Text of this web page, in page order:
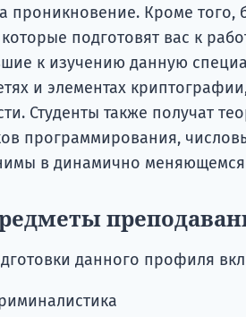
проникновение. Кроме того,
подготовят вас к
к изучению данную
и элементах
Студенты также получат
программирования,
в динамично меняющемся
данного профиля